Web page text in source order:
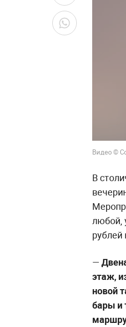
Видео ©
В
любой,
рублей
—
этаж,
новой
бары и